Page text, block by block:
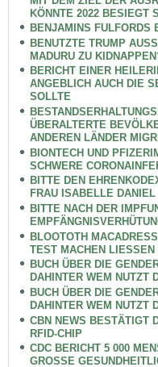
KÖNNTE 2022 BESIEGT
BENJAMINS FULFORDS
BENUTZTE TRUMP
MADURU ZU
BERICHT EINER
ANGEBLICH AUCH DIE
SOLLTE
ÜBERALTERTE
ANDEREN LÄNDER
BIONTECH UND
SCHWERE
BITTE DEN
FRAU ISABELLE DANIEL
BITTE NACH DER
BLOOTOTH
TEST MACHEN
BUCH ÜBER DIE
DAHINTER WEM NUTZT
BUCH ÜBER DIE
DAHINTER WEM NUTZT
CBN NEWS BESTÄTIGT
RFID-CHIP
CDC BERICHT 5 000
GROSSE